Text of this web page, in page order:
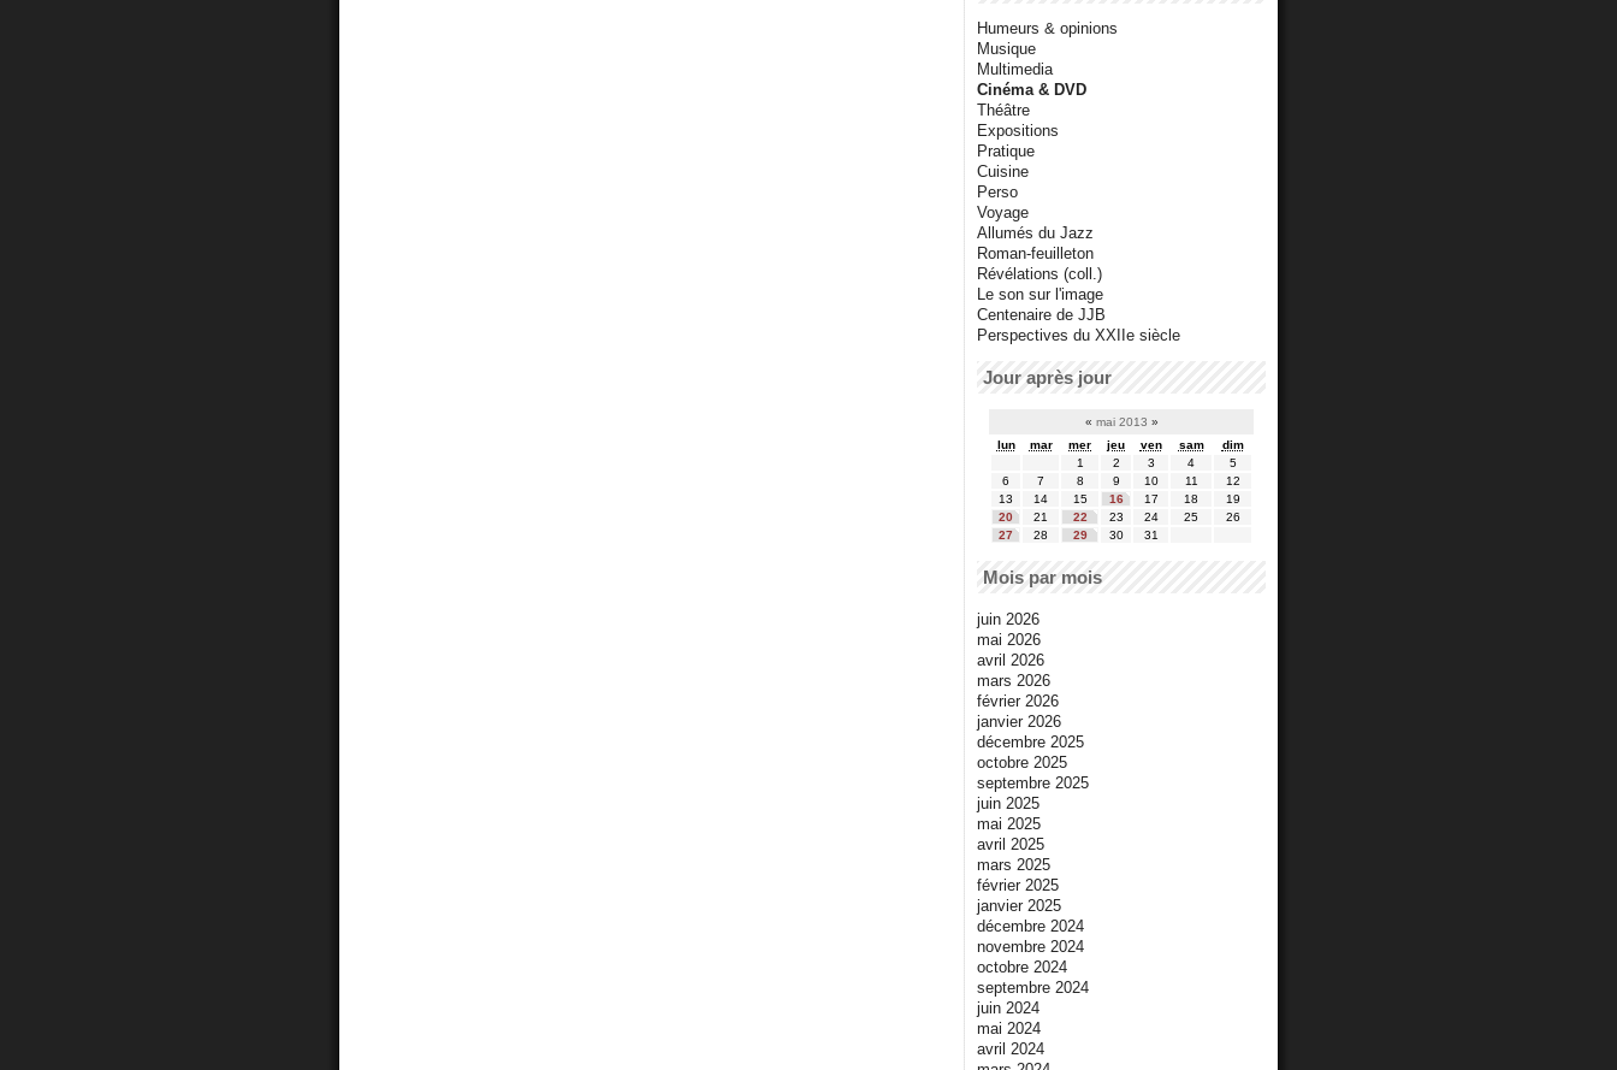
Humeurs & opinions
Musique
Multimedia
Cinéma & DVD
Théâtre
Expositions
Pratique
Cuisine
Perso
Voyage
Allumés du Jazz
Roman-feuilleton
Révélations (coll.)
Le son sur l'image
Centenaire de JJB
Perspectives du XXIIe siècle
Jour après jour
« mai 2013 »
lun
mar mer jeu ven sam
dim
1
2 3 4
5
6
7 8 9 10 11
12
13
14 15 16 17 18
19
20
21 22 23 24 25
26
27
28 29 30 31
Mois par mois
juin 2026
mai 2026
avril 2026
mars 2026
février 2026
janvier 2026
décembre 2025
octobre 2025
septembre 2025
juin 2025
mai 2025
avril 2025
mars 2025
février 2025
janvier 2025
décembre 2024
novembre 2024
octobre 2024
septembre 2024
juin 2024
mai 2024
avril 2024